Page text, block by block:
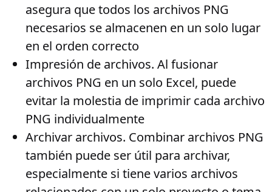
asegura que todos los archivos PNG
necesarios se almacenen en un solo lugar
en el orden correcto
Impresión de archivos. Al fusionar
archivos PNG en un solo Excel, puede
evitar la molestia de imprimir cada archivo
PNG individualmente
Archivar archivos. Combinar archivos PNG
también puede ser útil para archivar,
especialmente si tiene varios archivos